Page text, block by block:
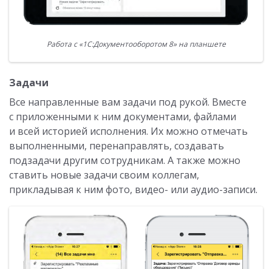
Работа с «1С:Документооборотом 8» на планшете
Задачи
Все направленные вам задачи под рукой. Вместе
с приложенными к ним документами, файлами
и всей историей исполнения. Их можно отмечать
выполненными, перенаправлять, создавать
подзадачи другим сотрудникам. А также можно
ставить новые задачи своим коллегам,
прикладывая к ним фото, видео- или аудио-записи.